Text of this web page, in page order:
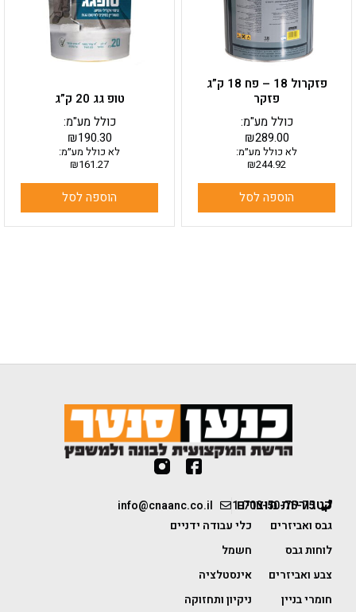
פזקרול 18 – פח 18 ק”ג
פזקר
₪289.00
כולל מע"מ:
לא כולל מע״מ:
₪244.92
הוספה לסל
טופ גג 20 ק”ג
₪190.30
כולל מע"מ:
לא כולל מע״מ:
₪161.27
הוספה לסל
1-700-50-75-75
info@cnaanc.co.il קטגוריות מוצרים
גבס ואביזרים
לוחות גבס
צבע ואביזרים
חומרי בניין
כלי עבודה ידניים
חשמל
אינסטלציה
ניקיון ותחזוקה